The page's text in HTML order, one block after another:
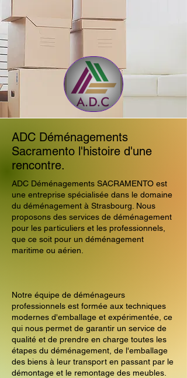
ADC Déménagements
Sacramento l'histoire d'une
rencontre.
ADC Déménagements SACRAMENTO est
une entreprise spécialisée dans le domaine
du déménagement à Strasbourg. Nous
proposons des services de déménagement
pour les particuliers et les professionnels,
que ce soit pour un déménagement
maritime ou aérien.
Notre équipe de déménageurs
professionnels est formée aux techniques
modernes d'emballage et expérimentée, ce
qui nous permet de garantir un service de
qualité et de prendre en charge toutes les
étapes du déménagement, de l'emballage
des biens à leur transport en passant par le
démontage et le remontage des meubles.